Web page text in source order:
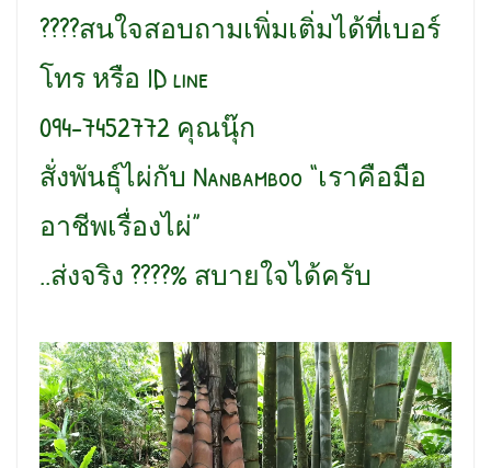
????สนใจสอบถามเพิ่มเติ่มได้ที่เบอร์
โทร หรือ ID line
094-7452772 คุณนุ๊ก
สั่งพันธุ์ไผ่กับ Nanbamboo “เราคือมือ
อาชีพเรื่องไผ่”
..ส่งจริง ????% สบายใจได้ครับ